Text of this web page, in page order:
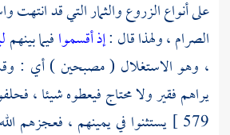
على أنواع الزروع والثمار التي قد
الصرام ، ولهذا قال :إذ أقسموافيما بينهم
، وهو الاستغلال ( مصبحين ) أي :
يراهم فقير ولا محتاج فيعطوه شيئا ،
579 ] يستثنوا في يمينهم ، فعجزهم